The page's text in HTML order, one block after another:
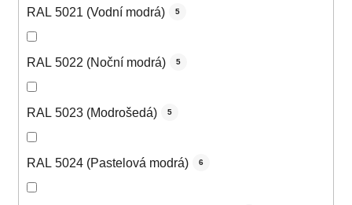
RAL 5021 (Vodní modrá) 5
RAL 5022 (Noční modrá) 5
RAL 5023 (Modrošedá) 5
RAL 5024 (Pastelová modrá) 6